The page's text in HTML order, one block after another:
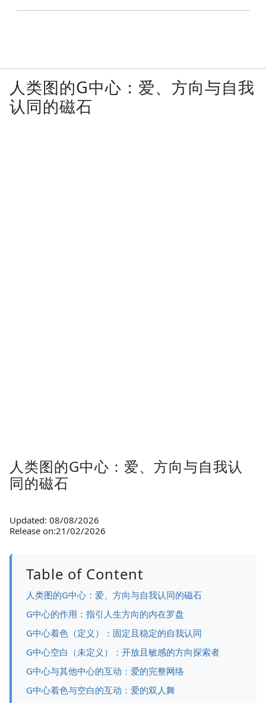
人类图的G中心：爱、方向与自我
认同的磁石
人类图的G中心：爱、方向与自我认
同的磁石
Updated: 08/08/2026
Release on:21/02/2026
Table of Content
人类图的G中心：爱、方向与自我认同的磁石
G中心的作用：指引人生方向的内在罗盘
G中心着色（定义）：固定且稳定的自我认同
G中心空白（未定义）：开放且敏感的方向探索者
G中心与其他中心的互动：爱的完整网络
G中心着色与空白的互动：爱的双人舞